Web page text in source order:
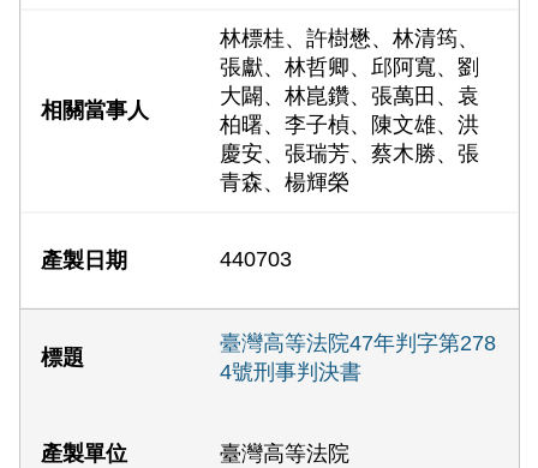
林標桂、許樹懋、林清筠、
張獻、林哲卿、邱阿寬、劉
大闢、林崑鑽、張萬田、袁
柏曙、李子楨、陳文雄、洪
慶安、張瑞芳、蔡木勝、張
青森、楊輝榮
440703
臺灣高等法院47年判字第278
4號刑事判決書
臺灣高等法院